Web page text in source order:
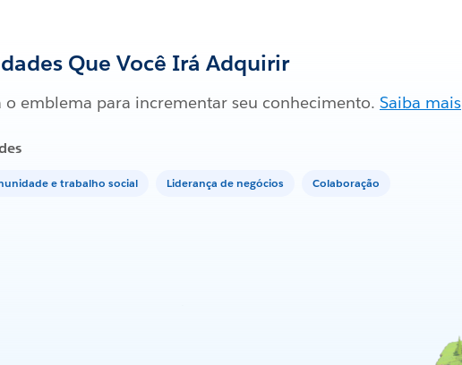
Que Você Irá Adquirir
o emblema para incrementar seu conhecimento. Saiba mais
e trabalho social Liderança de negócios Colaboração